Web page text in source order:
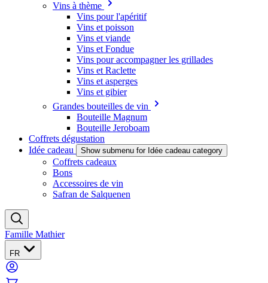
Vins à thème
Vins pour l'apéritif
Vins et poisson
Vins et viande
Vins et Fondue
Vins pour accompagner les grillades
Vins et Raclette
Vins et asperges
Vins et gibier
Grandes bouteilles de vin
Bouteille Magnum
Bouteille Jeroboam
Coffrets dégustation
Idée cadeau
Show submenu for Idée cadeau category
Coffrets cadeaux
Bons
Accessoires de vin
Safran de Salquenen
Famille Mathier
FR